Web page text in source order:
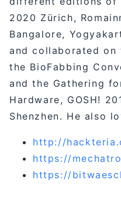
2020 Zürich,
Bangalore,
and collaborated
the BioFabbing
and the Gathering
Hardware, GOSH!
Shenzhen. He also
http://
https://
https://